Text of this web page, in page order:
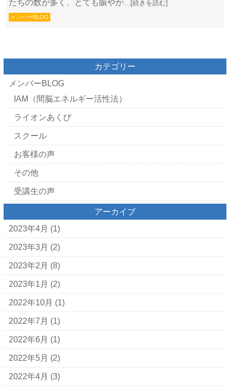
たちの数が多く、とても賑やか…[続きを読む]
メンバーBLOG
カテゴリー
メンバーBLOG
IAM（間脳エネルギー活性法）
ライオンあくび
スクール
お客様の声
その他
受講生の声
アーカイブ
2023年4月 (1)
2023年3月 (2)
2023年2月 (8)
2023年1月 (2)
2022年10月 (1)
2022年7月 (1)
2022年6月 (1)
2022年5月 (2)
2022年4月 (3)